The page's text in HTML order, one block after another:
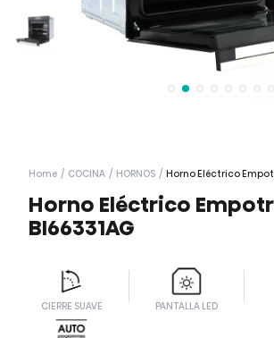
Home / COCINA / HORNOS / Horno Eléctrico
Horno Eléctrico
BI66331AG
CIERRE SUAVE PANTALLA LED